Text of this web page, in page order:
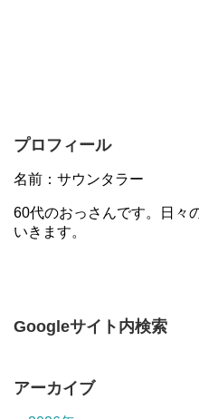
プロフィール
名前：サウンタラー
60代のおっさんです。日々
いきます。
Googleサイト内検索
アーカイブ